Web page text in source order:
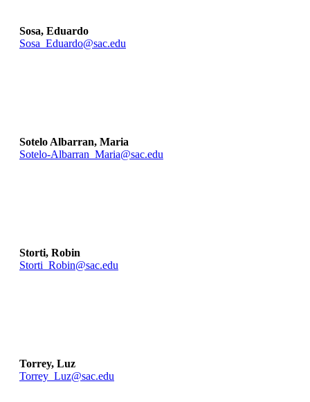
Sosa, Eduardo
Sosa_Eduardo@sac.edu
Sotelo Albarran, Maria
Sotelo-Albarran_Maria@sac.edu
Storti, Robin
Storti_Robin@sac.edu
Torrey, Luz
Torrey_Luz@sac.edu